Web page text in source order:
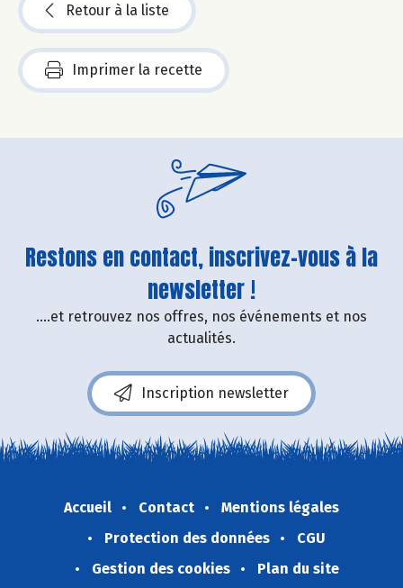
Retour à la liste
Imprimer la recette
Restons en contact, inscrivez-vous à la
newsletter !
....et retrouvez nos offres, nos événements et nos
actualités.
Inscription newsletter
Accueil Contact
Mentions légales
Protection des données
CGU
Gestion des cookies
Plan du site